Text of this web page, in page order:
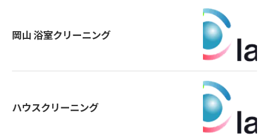
岡山 浴室クリーニング
ハウスクリーニング